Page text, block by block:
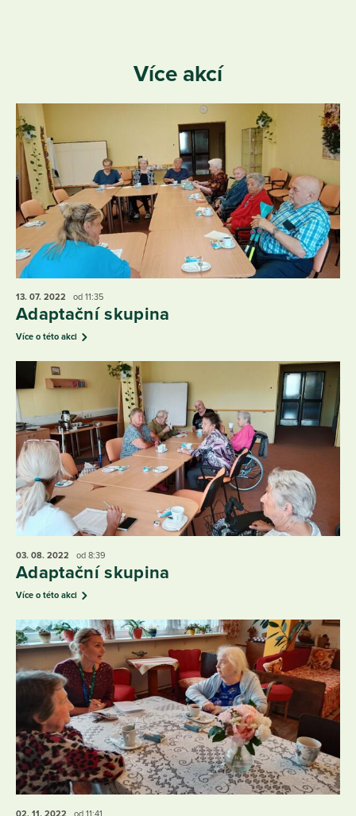
Více akcí
13. 07. 2022 od 11:35
Adaptační skupina
Více o této akci
03. 08. 2022 od 8:39
Adaptační skupina
Více o této akci
02. 11. 2022 od 11:41